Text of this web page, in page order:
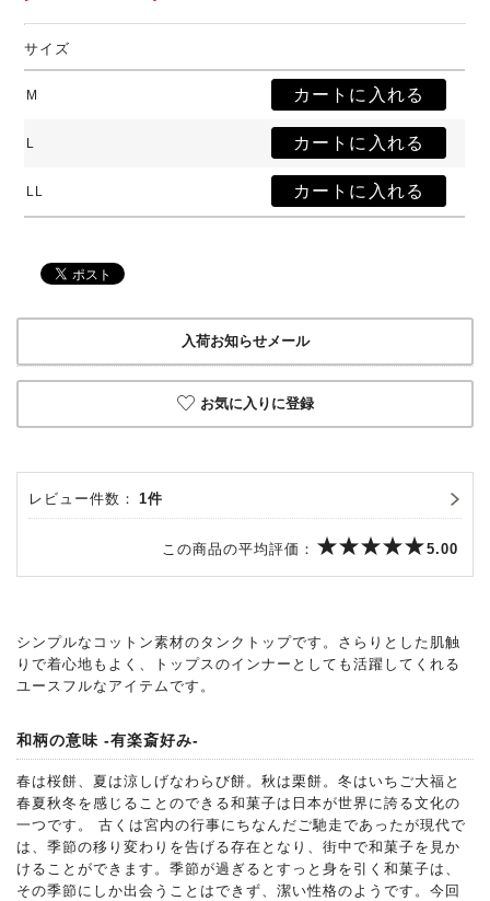
サイズ
M
L
LL
入荷お知らせメール
お気に入りに登録
レビュー件数： 1件
この商品の平均評価： 5.00
シンプルなコットン素材のタンクトップです。さらりとした肌触
りで着心地もよく、トップスのインナーとしても活躍してくれる
ユースフルなアイテムです。
和柄の意味 -有楽斎好み-
春は桜餅、夏は涼しげなわらび餅。秋は栗餅。冬はいちご大福と
春夏秋冬を感じることのできる和菓子は日本が世界に誇る文化の
一つです。 古くは宮内の行事にちなんだご馳走であったが現代で
は、季節の移り変わりを告げる存在となり、街中で和菓子を見か
けることができます。季節が過ぎるとすっと身を引く和菓子は、
その季節にしか出会うことはできず、潔い性格のようです。今回